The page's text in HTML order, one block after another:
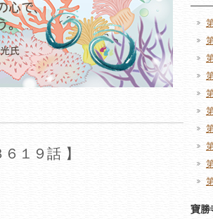
１９話 】
寶勝